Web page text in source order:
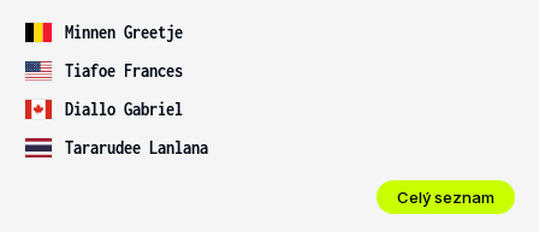
Minnen Greetje
Tiafoe Frances
Diallo Gabriel
Tararudee Lanlana
Celý seznam